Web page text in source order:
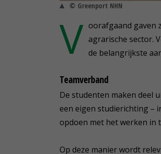
© Greenport NHN
V oorafgaand gaven
agrarische sector.
de belangrijkste
Teamverband
De studenten maken deel
een eigen studierichting –
opdoen met het werken in
Op deze manier wordt